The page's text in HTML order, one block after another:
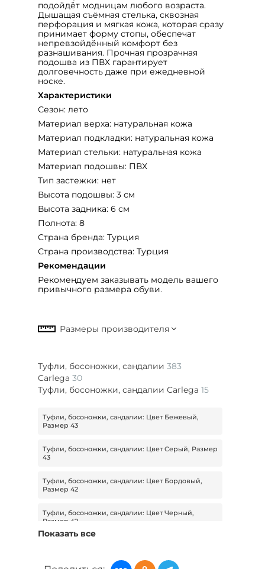
подойдёт модницам любого возраста.
Дышащая съёмная стелька, сквозная
перфорация и мягкая кожа, которая сразу
принимает форму стопы, обеспечат
непревзойдённый комфорт без
разнашивания. Прочная прозрачная
подошва из ПВХ гарантирует
долговечность даже при ежедневной
носке.
Характеристики
Сезон: лето
Материал верха: натуральная кожа
Материал подкладки: натуральная кожа
Материал стельки: натуральная кожа
Материал подошвы: ПВХ
Тип застежки: нет
Высота подошвы: 3 см
Высота задника: 6 см
Полнота: 8
Страна бренда: Турция
Страна производства: Турция
Рекомендации
Рекомендуем заказывать модель вашего
привычного размера обуви.
Туфли, босоножки, сандалии 383
Carlega 30
Туфли, босоножки, сандалии Carlega 15
Туфли, босоножки, сандалии: Цвет Бежевый,
Размер 43
Туфли, босоножки, сандалии: Цвет Серый, Размер
43
Туфли, босоножки, сандалии: Цвет Бордовый,
Размер 42
Туфли, босоножки, сандалии: Цвет Черный,
Размер 42
Показать все